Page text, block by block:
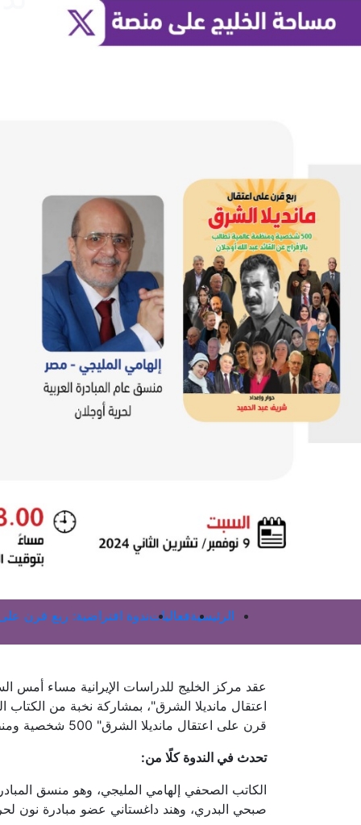
الرئيسيةفعالياتندوة افتراضية: ربع قرن
اعتقال مانديلا الشرق"، بمشاركة نخبة من
قرن على اعتقال مانديلا الشرق" 500 شخصية ومنظمة دولية تطالب بالإفراج عن القائد عبدالله أوجلان
تحدث في الندوة كلًا من:
الكاتب الصحفي إلهامي المليجي، وهو منسق
صبحي البدري، وهند داغستاني عضو مبادرة نون